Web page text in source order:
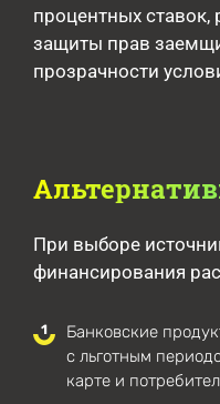
процентных
защиты прав
прозрачности
При выборе
финансирования
Банковские
с льготным
карте и